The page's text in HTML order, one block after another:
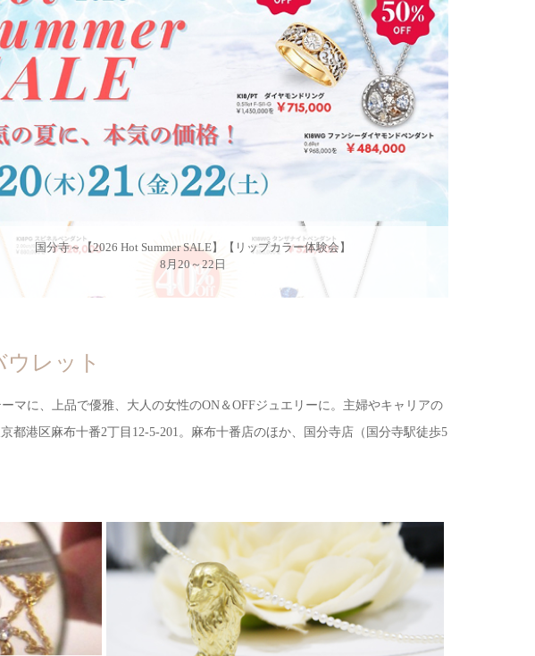
国分寺～【2026 Hot Summer SALE】【リップカラー体験会】
8月20～22日
レット
マに、上品で優雅、大人の女性のON＆OFFジュエリーに。主婦やキャリアの
都港区麻布十番2丁目12-5-201。麻布十番店のほか、国分寺店（国分寺駅徒歩5